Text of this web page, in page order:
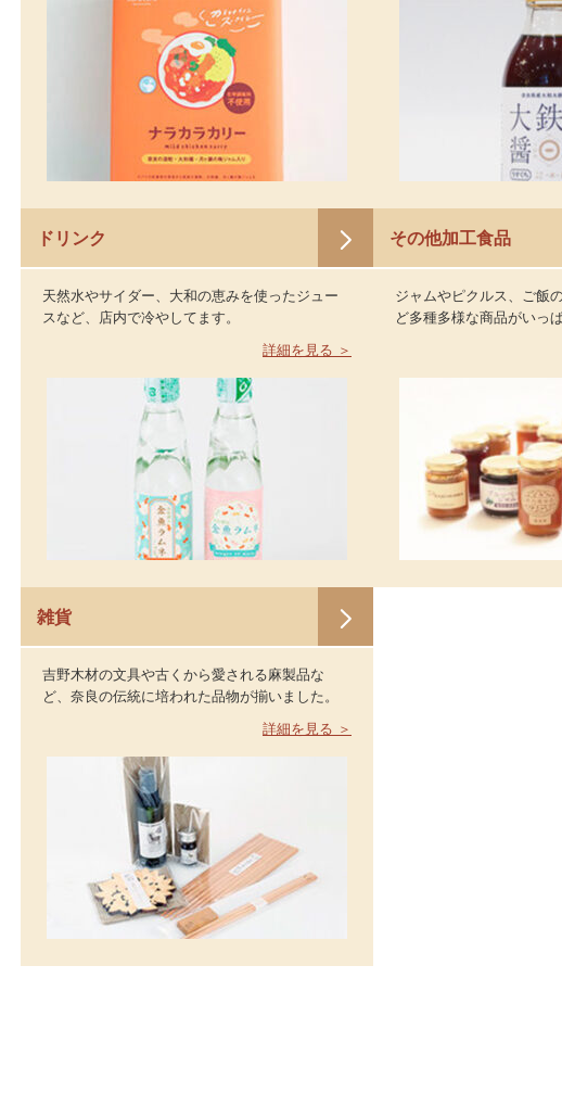
ドリンク
天然水やサイダー、大和の恵みを使ったジュー
スなど、店内で冷やしてます。
詳細を見る ＞
その他加工食品
ジャムやピクルス、ご飯
ど多種多様な商品がいっぱ
雑貨
吉野木材の文具や古くから愛される麻製品な
ど、奈良の伝統に培われた品物が揃いました。
詳細を見る ＞